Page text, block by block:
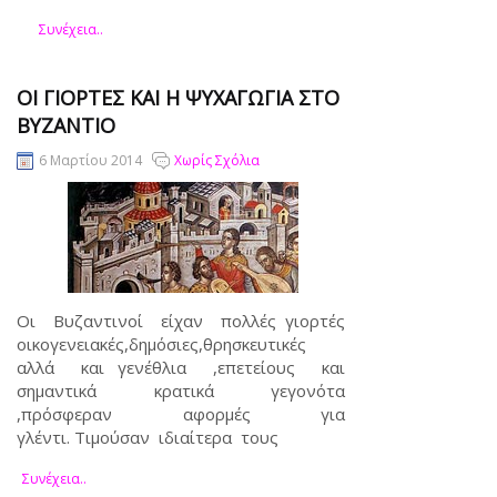
Συνέχεια..
ΟΙ ΓΙΟΡΤΈΣ ΚΑΙ Η ΨΥΧΑΓΩΓΊΑ ΣΤΟ
ΒΥΖΆΝΤΙΟ
6 Μαρτίου 2014 Χωρίς Σχόλια
Οι Βυζαντινοί είχαν πολλές γιορτές
οικογενειακές,δημόσιες,θρησκευτικές
αλλά και γενέθλια ,επετείους και
σημαντικά κρατικά γεγονότα
,πρόσφεραν αφορμές για
γλέντι. Τιμούσαν ιδιαίτερα τους
Συνέχεια..